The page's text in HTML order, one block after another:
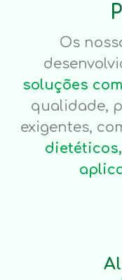
Os
soluções
qualidade,
exigentes,